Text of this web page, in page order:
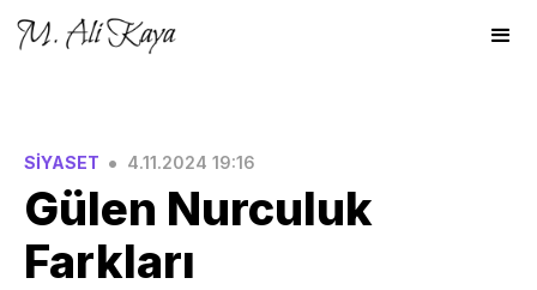
SİYASET • 4.11.2024 19:16
Gülen Nurculuk
Farkları